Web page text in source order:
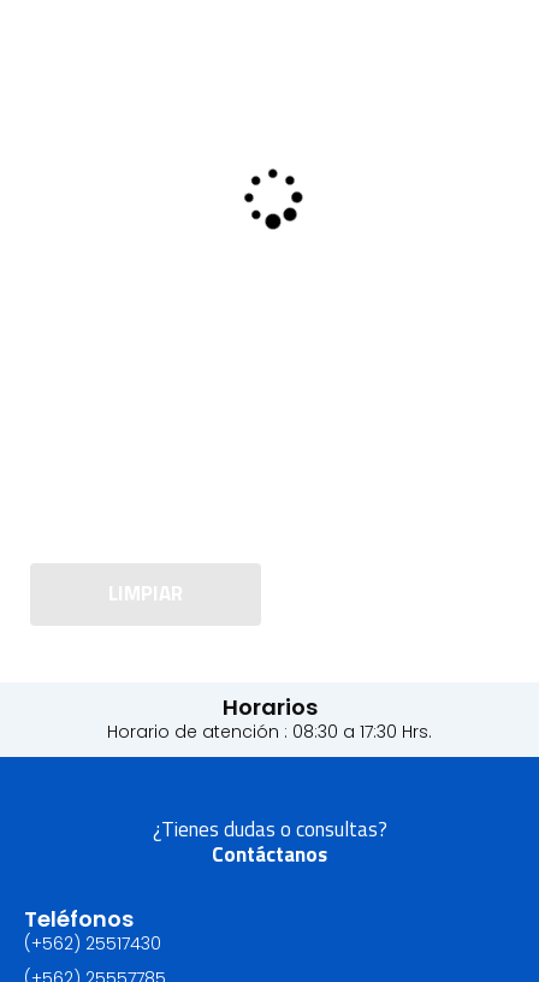
LIMPIAR
Horarios
Horario de atención : 08:30 a 17:30 Hrs.
¿Tienes dudas o consultas?
Contáctanos
Teléfonos
(+562) 25517430‬